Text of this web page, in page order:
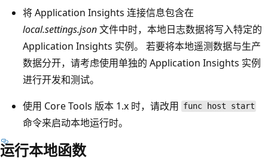
将 Application Insights 连接信息包含在
local.settings.json文件中时，本地日志数据将写入特定的
Application Insights 实例。 若要将本地遥测数据与生产
数据分开，请考虑使用单独的 Application Insights 实例
进行开发和测试。
使用 Core Tools 版本 1.x 时，请改用 func host start
命令来启动本地运行时。
运行本地函数